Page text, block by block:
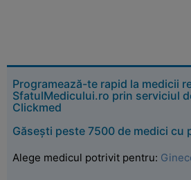
Programează-te rapid la medicii
SfatulMedicului.ro prin serviciul
Clickmed
Găsești peste 7500 de medici cu
Alege medicul potrivit pentru: